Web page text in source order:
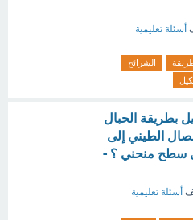
أسئلة تعليمية
الشرائح
بطريقة الحبال
الطيني إلى
سطح منحني ؟ -
أسئلة تعليمية